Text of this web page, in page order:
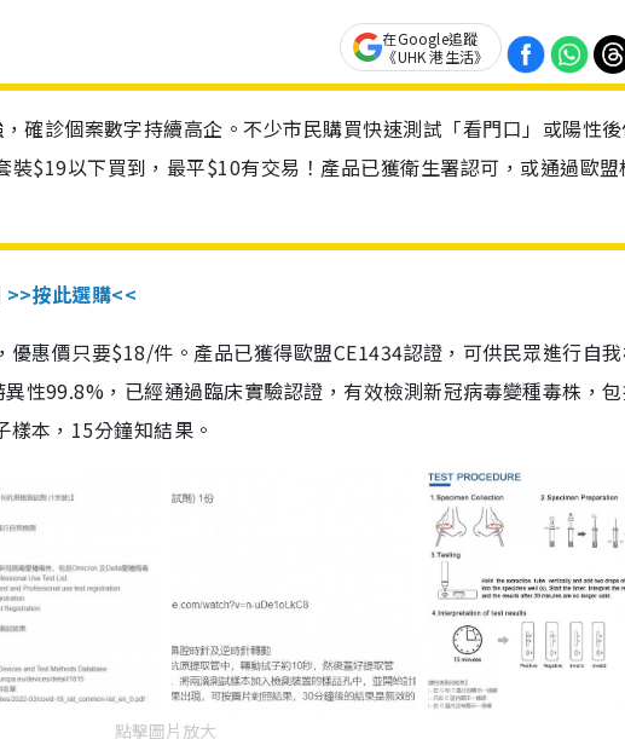
在Google追蹤
《UHK 港生活》
確診個案數字持續高企。不少市民購買快速測試「看門口」或陽性
裝$19以下買到，最平$10有交易！產品已獲衛生署認可，或通過歐盟
>>按此選購<<
惠價只要$18/件。產品已獲得歐盟CE1434認證，可供民眾進行自
性99.8%，已經通過臨床實驗認證，有效檢測新冠病毒變種毒株，
本，15分鐘知結果。
點擊圖片放大